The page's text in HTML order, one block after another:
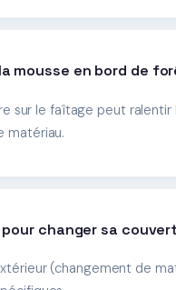
mousse en bord de
sur le faîtage peut
matériau.
changer sa
(changement de